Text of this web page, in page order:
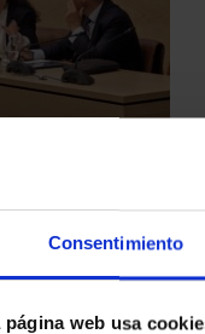
Consentimiento
página web usa
se han tratado
privado de
Jurídicos de la
que contó con